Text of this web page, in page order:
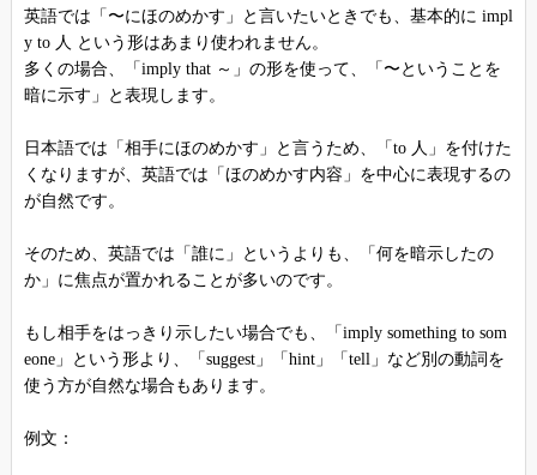
英語では「〜にほのめかす」と言いたいときでも、基本的に impl
y to 人 という形はあまり使われません。
多くの場合、「imply that ～」の形を使って、「〜ということを
暗に示す」と表現します。
日本語では「相手にほのめかす」と言うため、「to 人」を付けた
くなりますが、英語では「ほのめかす内容」を中心に表現するの
が自然です。
そのため、英語では「誰に」というよりも、「何を暗示したの
か」に焦点が置かれることが多いのです。
もし相手をはっきり示したい場合でも、「imply something to som
eone」という形より、「suggest」「hint」「tell」など別の動詞を
使う方が自然な場合もあります。
例文：